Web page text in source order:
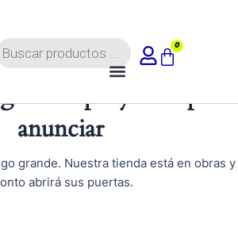
Menú
0
proyectos por
anunciar
grande. Nuestra tienda está en obras y
abrirá sus puertas.